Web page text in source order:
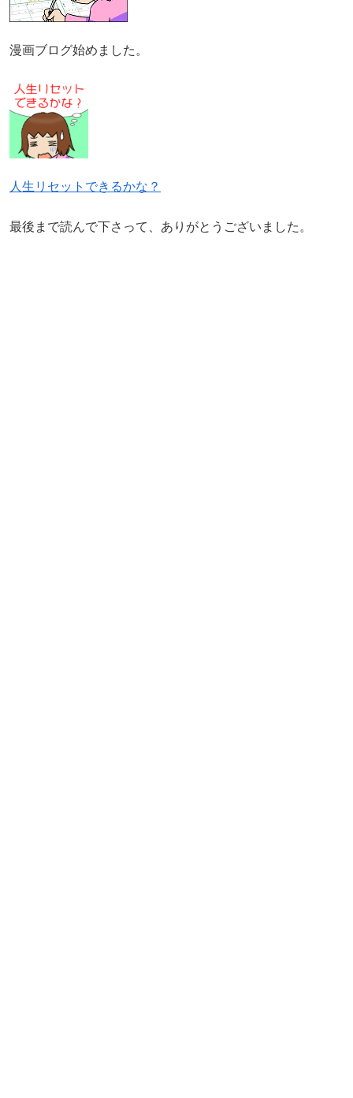
漫画ブログ始めました。
人生リセットできるかな？
最後まで読んで下さって、ありがとうございました。